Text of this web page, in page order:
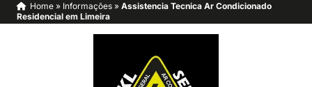
Home» Informações » Assistencia Tecnica Ar Condicionado
Residencial em Limeira